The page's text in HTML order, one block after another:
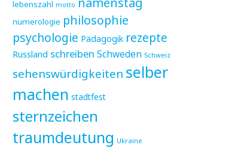
lebenszahl motto
numerologie philosophie
psychologie Pädagogik rezepte
Russland schreiben Schweden Schweiz
sehenswürdigkeiten selber
machen stadtfest
sternzeichen
traumdeutung Ukraine